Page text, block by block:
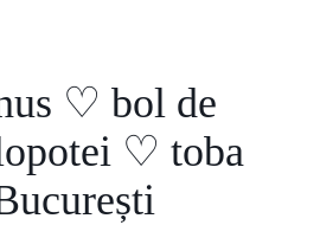
♡ bol de
♡ toba